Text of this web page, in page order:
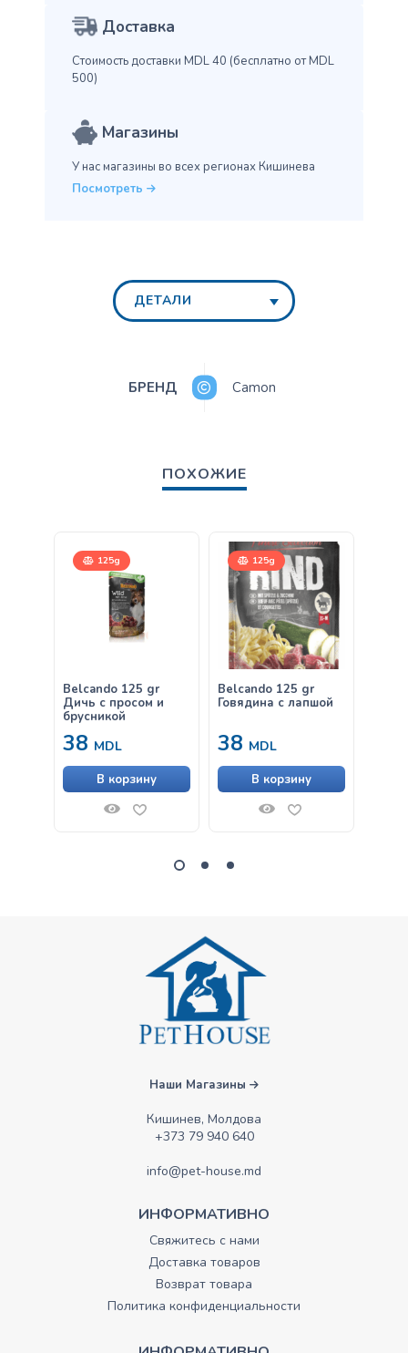
Доставка
Стоимость доставки MDL 40 (бесплатно от MDL
500)
Магазины
У нас магазины во всех регионах Кишинева
Посмотреть
ДЕТАЛИ
БРЕНД Camon
ПОХОЖИЕ
125g
Belcando 125 gr
Дичь с просом и
брусникой
38 MDL
В корзину
125g
Belcando 125 gr
Говядина с лапшой
38 MDL
В корзину
Наши Магазины
Кишинев, Молдова
+373 79 940 640
info@pet-house.md
ИНФОРМАТИВНО
Свяжитесь с нами
Доставка товаров
Возврат товара
Политика конфиденциальности